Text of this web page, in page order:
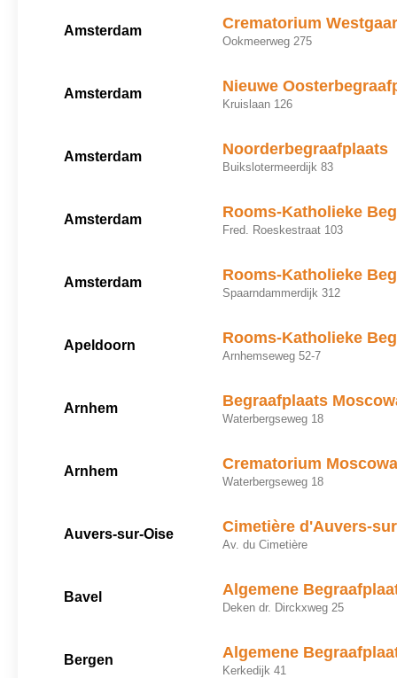
Amsterdam Crematorium
Ookmeerweg 275
Amsterdam Nieuwe
Kruislaan 126
Amsterdam Noorderbegraafplaats
Buikslotermeerdijk 83
Amsterdam Rooms-Katholieke
Fred. Roeskestraat 103
Amsterdam Rooms-Katholieke
Spaarndammerdijk 312
Apeldoorn Rooms-Katholieke
Arnhemseweg 52-7
Arnhem Begraafplaats
Waterbergseweg 18
Arnhem Crematorium Moscowa
Waterbergseweg 18
Auvers-sur-Oise Cimetière d'Auvers-
Av. du Cimetière
Bavel Algemene
Deken dr. Dirckxweg 25
Bergen Algemene
Kerkedijk 41